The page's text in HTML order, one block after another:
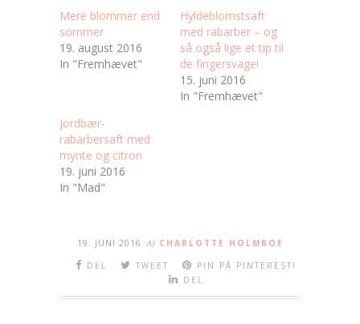
Mere blommer end
sommer
19. august 2016
In "Fremhævet"
Hyldeblomstsaft
med rabarber – og
så også lige et tip til
de fingersvage!
15. juni 2016
In "Fremhævet"
Jordbær-
rabarbersaft med
mynte og citron
19. juni 2016
In "Mad"
19. JUNI 2016 Af CHARLOTTE HOLMBOE
DEL
TWEET
PIN PÅ PINTEREST!
DEL